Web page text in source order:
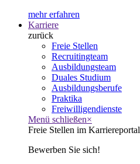
mehr erfahren
Karriere
zurück
Freie Stellen
Recruitingteam
Ausbildungsteam
Duales Studium
Ausbildungsberufe
Praktika
Freiwilligendienste
Menü schließen×
Freie Stellen im Karriereportal
Bewerben Sie sich!